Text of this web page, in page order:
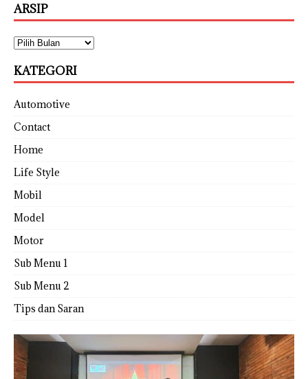
ARSIP
KATEGORI
Automotive
Contact
Home
Life Style
Mobil
Model
Motor
Sub Menu 1
Sub Menu 2
Tips dan Saran